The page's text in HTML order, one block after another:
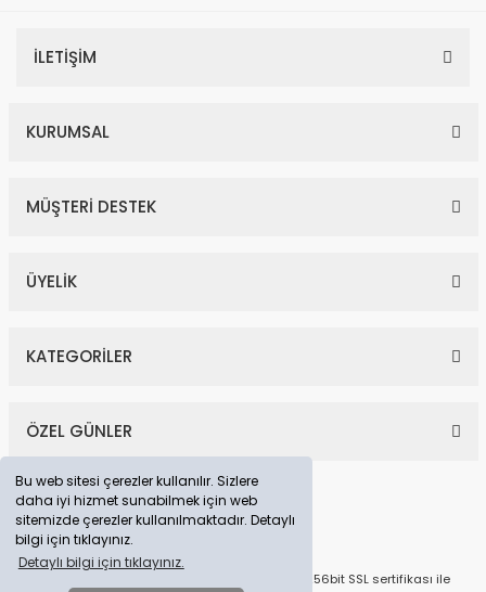
Bu web sitesi çerezler kullanılır. Sizlere
daha iyi hizmet sunabilmek için web
sitemizde çerezler kullanılmaktadır. Detaylı
bilgi için tıklayınız.
Detaylı bilgi için tıklayınız.
İLETİŞİM
KURUMSAL
MÜŞTERİ DESTEK
ÜYELİK
KATEGORİLER
ÖZEL GÜNLER
© Tüm Hakları Saklıdır. Kredi kartı bilgileriniz 256bit SSL sertifikası ile